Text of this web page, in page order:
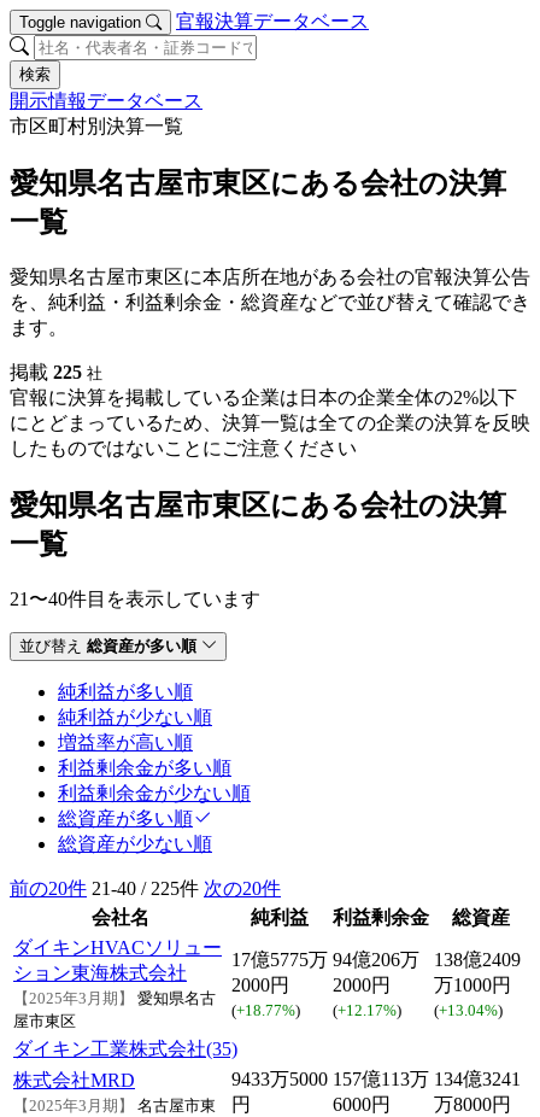
Toggle navigation 官報決算データベース
検索
開示情報データベース
市区町村別決算一覧
愛知県名古屋市東区にある会社の決算
一覧
愛知県名古屋市東区に本店所在地がある会社の官報決算公告
を、純利益・利益剰余金・総資産などで並び替えて確認でき
ます。
掲載 225 社
官報に決算を掲載している企業は日本の企業全体の2%以下
にとどまっているため、決算一覧は全ての企業の決算を反映
したものではないことにご注意ください
愛知県名古屋市東区にある会社の決算
一覧
21〜40件目を表示しています
並び替え 総資産が多い順
純利益が多い順
純利益が少ない順
増益率が高い順
利益剰余金が多い順
利益剰余金が少ない順
総資産が多い順
総資産が少ない順
前の20件 21-40 / 225件 次の20件
会社名
純利益 利益剰余金
総資産
ダイキンHVACソリュー
ション東海株式会社
【2025年3月期】
愛知県名古
屋市東区
17億5775万
2000円
(+18.77%)
94億206万
2000円
(+12.17%)
138億2409
万1000円
(+13.04%)
ダイキン工業株式会社(35)
株式会社MRD
【2025年3月期】
名古屋市東
9433万5000
円
157億113万
6000円
134億3241
万8000円